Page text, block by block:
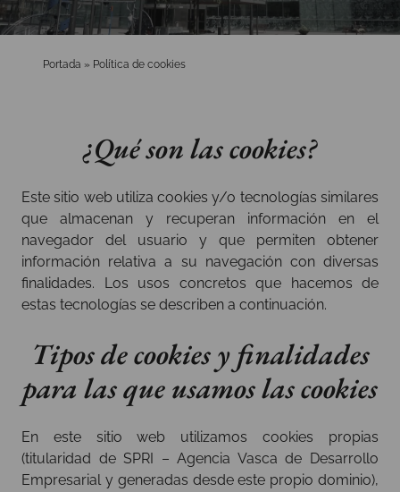
Portada » Política de cookies
¿Qué son las cookies?
Este sitio web utiliza cookies y/o tecnologías similares
que almacenan y recuperan información en el
navegador del usuario y que permiten obtener
información relativa a su navegación con diversas
finalidades. Los usos concretos que hacemos de
estas tecnologías se describen a continuación.
Tipos de cookies y finalidades
para las que usamos las cookies
En este sitio web utilizamos cookies propias
(titularidad de SPRI – Agencia Vasca de Desarrollo
Empresarial y generadas desde este propio dominio),